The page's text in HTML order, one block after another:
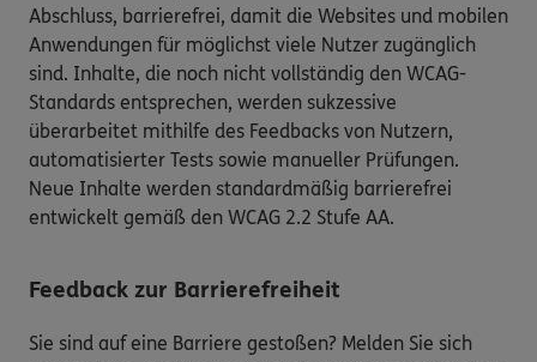
Abschluss, barrierefrei, damit die Websites und mobilen
Anwendungen für möglichst viele Nutzer zugänglich
sind. Inhalte, die noch nicht vollständig den WCAG-
Standards entsprechen, werden sukzessive
überarbeitet mithilfe des Feedbacks von Nutzern,
automatisierter Tests sowie manueller Prüfungen.
Neue Inhalte werden standardmäßig barrierefrei
entwickelt gemäß den WCAG 2.2 Stufe AA.
Feedback zur Barrierefreiheit
Sie sind auf eine Barriere gestoßen? Melden Sie sich